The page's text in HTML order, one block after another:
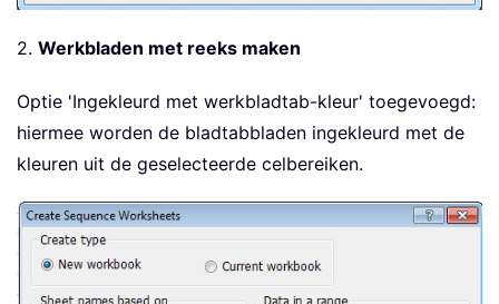
2. Werkbladen met reeks maken
Optie 'Ingekleurd met werkbladtab-kleur' toegevoegd:
hiermee worden de bladtabbladen ingekleurd met de
kleuren uit de geselecteerde celbereiken.